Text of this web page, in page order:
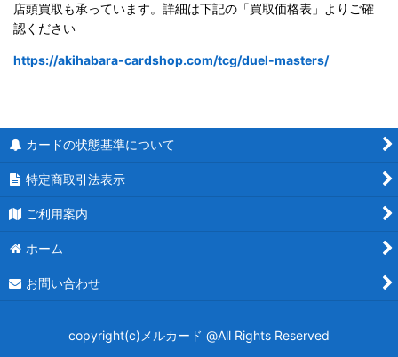
店頭買取も承っています。詳細は下記の「買取価格表」よりご確
認ください
https://akihabara-cardshop.com/tcg/duel-masters/
カードの状態基準について
特定商取引法表示
ご利用案内
ホーム
お問い合わせ
copyright(c)メルカード @All Rights Reserved